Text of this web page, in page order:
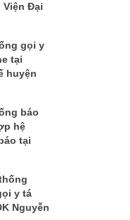
Viện Đại
gọi y
tại
huyện
báo
hệ
tại
y tá
Nguyễn